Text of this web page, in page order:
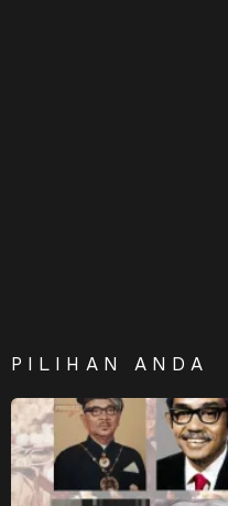
PILIHAN ANDA